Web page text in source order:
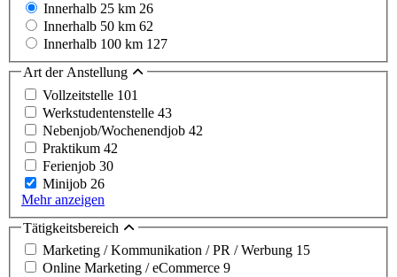
Innerhalb 25 km 26
Innerhalb 50 km 62
Innerhalb 100 km 127
Art der Anstellung
Vollzeitstelle 101
Werkstudentenstelle 43
Nebenjob/Wochenendjob 42
Praktikum 42
Ferienjob 30
Minijob 26
Mehr anzeigen
Tätigkeitsbereich
Marketing / Kommunikation / PR / Werbung 15
Online Marketing / eCommerce 9